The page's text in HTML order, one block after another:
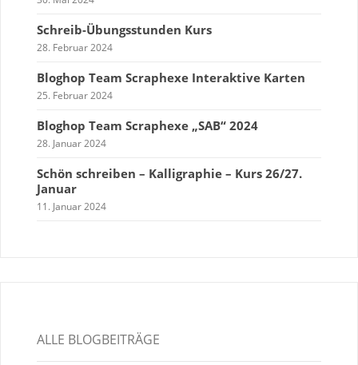
Schreib-Übungsstunden Kurs
28. Februar 2024
Bloghop Team Scraphexe Interaktive Karten
25. Februar 2024
Bloghop Team Scraphexe „SAB“ 2024
28. Januar 2024
Schön schreiben – Kalligraphie – Kurs 26/27.
Januar
11. Januar 2024
ALLE BLOGBEITRÄGE